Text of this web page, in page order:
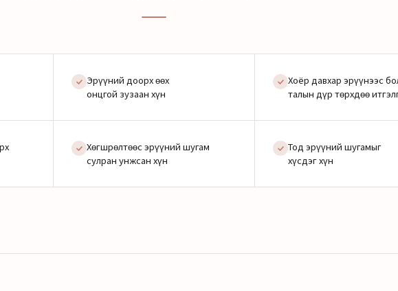
Эрүүний доорх өөх
онцгой зузаан хүн
Хоёр давхар эрүүнээс
талын дүр төрхдөө
Хөгшрөлтөөс эрүүний шугам
сулран унжсан хүн
Тод эрүүний шугамыг
хүсдэг хүн